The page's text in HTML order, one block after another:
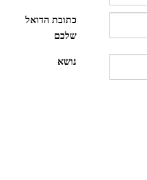
כתובת הדואל
שלכם
נושא